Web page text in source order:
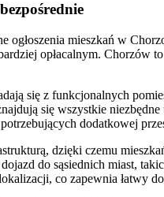
ogłoszenia mieszkań w
opłacalnym.
się z funkcjonalnych
się wszystkie
dodatkowej
dzięki czemu
do sąsiednich miast,
co zapewnia łatwy